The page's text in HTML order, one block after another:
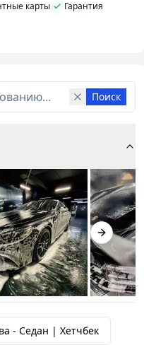
карты
Гарантия
Поиск
Next
- Седан | Хетчбек